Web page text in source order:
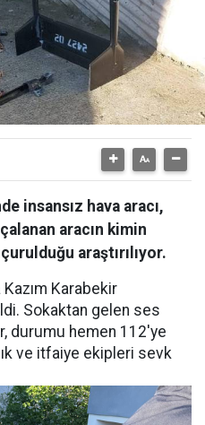
insansız hava aracı,
aracın kimin
araştırılıyor.
Kazım Karabekir
Sokaktan gelen ses
durumu hemen 112'ye
ve itfaiye ekipleri sevk